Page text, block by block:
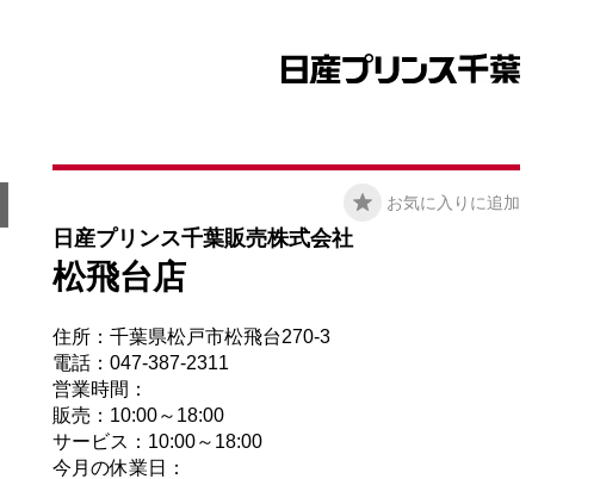
お気に入りに追加
日産プリンス千葉販売株式会社
松飛台店
住所：千葉県松戸市松飛台270-3
電話：047-387-2311
営業時間：
販売：10:00～18:00
サービス：10:00～18:00
今月の休業日：